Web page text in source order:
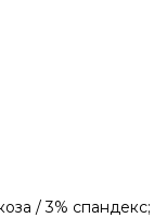
/ 3% спандекс;